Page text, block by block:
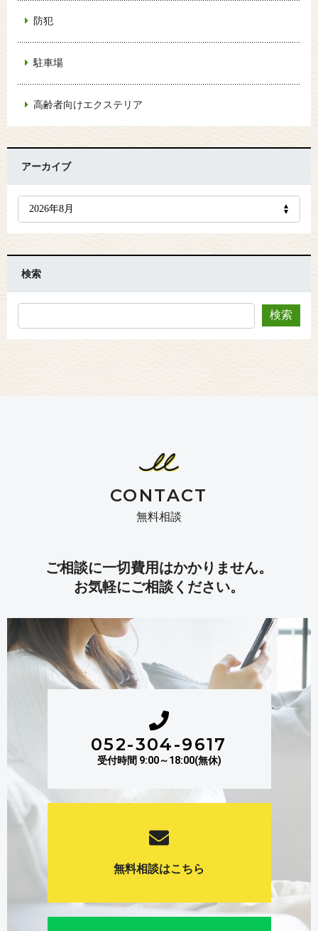
防犯
駐車場
高齢者向けエクステリア
アーカイブ
検索
CONTACT
無料相談
ご相談に一切費用はかかりません。
お気軽にご相談ください。
052-304-9617
受付時間 9:00～18:00(無休)
無料相談はこちら